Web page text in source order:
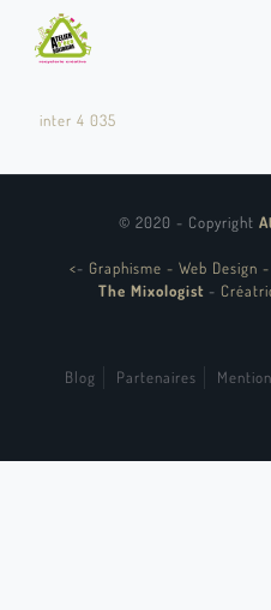
inter 4 035
© 2020 - Copyright
<- Graphisme - Web Design -
The Mixologist -
Blog Partenaires